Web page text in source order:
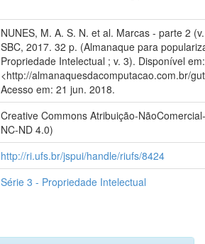
NUNES, M. A. S. N. et al. Marcas - parte 2
SBC, 2017. 32 p. (Almanaque para
Propriedade Intelectual ; v. 3). Disponível em:
<http://almanaquesdacomputacao.com.br/
Acesso em: 21 jun. 2018.
Creative Commons Atribuição-
NC-ND 4.0)
http://ri.ufs.br/jspui/handle/riufs/8424
Série 3 - Propriedade Intelectual